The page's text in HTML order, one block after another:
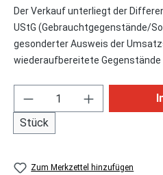
Der Verkauf unterliegt der
UStG (Gebrauchtgegenstände/
gesonderter Ausweis der
wiederaufbereitete Gegenstände
Produkt Anzahl: Gib
Stück
Zum Merkzettel hinzufügen